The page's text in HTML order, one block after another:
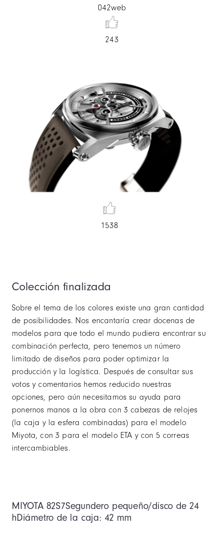
243
1538
Colección finalizada
Sobre el tema de los colores existe una gran cantidad
de posibilidades. Nos encantaría crear docenas de
modelos para que todo el mundo pudiera encontrar su
combinación perfecta, pero tenemos un número
limitado de diseños para poder optimizar la
producción y la logística. Después de consultar sus
votos y comentarios hemos reducido nuestras
opciones, pero aún necesitamos su ayuda para
ponernos manos a la obra con 3 cabezas de relojes
(la caja y la esfera combinadas) para el modelo
Miyota, con 3 para el modelo ETA y con 5 correas
intercambiables.
MIYOTA 82S7Segundero pequeño/disco de 24
hDiámetro de la caja: 42 mm